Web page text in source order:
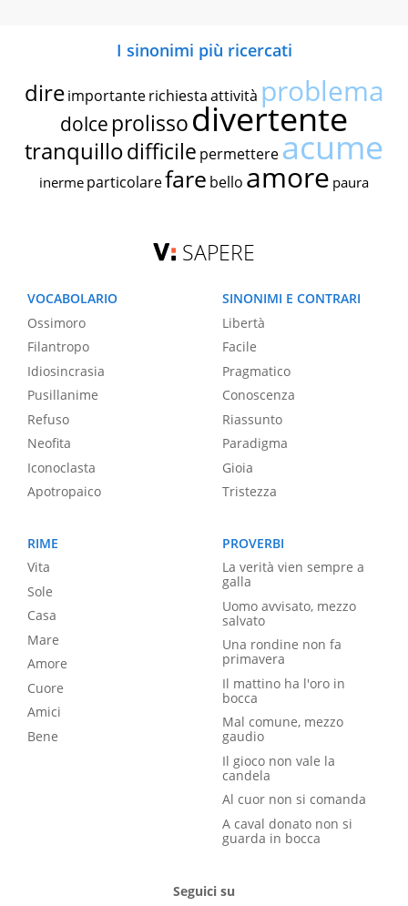
I sinonimi più ricercati
dire importante richiestaattività problema
dolce prolissodivertente
tranquillodifficile permettereacume
inerme particolarefare bello amore paura
SAPERE
VOCABOLARIO
Ossimoro
Filantropo
Idiosincrasia
Pusillanime
Refuso
Neofita
Iconoclasta
Apotropaico
SINONIMI E CONTRARI
Libertà
Facile
Pragmatico
Conoscenza
Riassunto
Paradigma
Gioia
Tristezza
RIME
Vita
Sole
Casa
Mare
Amore
Cuore
Amici
Bene
PROVERBI
La verità vien sempre a
galla
Uomo avvisato, mezzo
salvato
Una rondine non fa
primavera
Il mattino ha l'oro in
bocca
Mal comune, mezzo
gaudio
Il gioco non vale la
candela
Al cuor non si comanda
A caval donato non si
guarda in bocca
Seguici su